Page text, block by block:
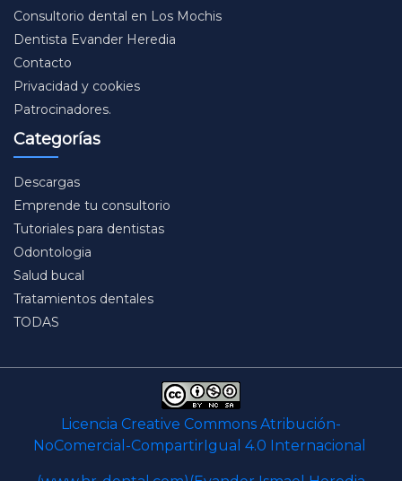
Consultorio dental en Los Mochis
Dentista Evander Heredia
Contacto
Privacidad y cookies
Patrocinadores.
Categorías
Descargas
Emprende tu consultorio
Tutoriales para dentistas
Odontologia
Salud bucal
Tratamientos dentales
TODAS
Licencia Creative Commons Atribución-
NoComercial-CompartirIgual 4.0 Internacional